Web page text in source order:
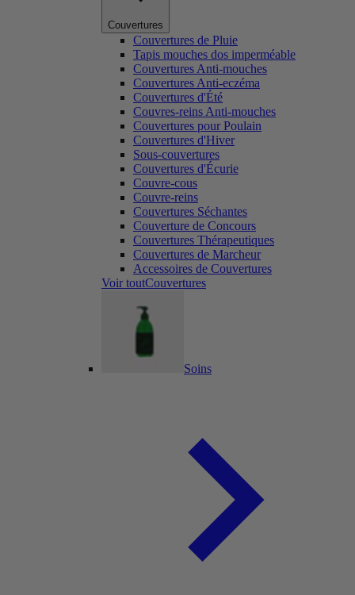
Couvertures
Couvertures de Pluie
Tapis mouches dos imperméable
Couvertures Anti-mouches
Couvertures Anti-eczéma
Couvertures d'Été
Couvres-reins Anti-mouches
Couvertures pour Poulain
Couvertures d'Hiver
Sous-couvertures
Couvertures d'Écurie
Couvre-cous
Couvre-reins
Couvertures Séchantes
Couverture de Concours
Couvertures Thérapeutiques
Couvertures de Marcheur
Accessoires de Couvertures
Voir toutCouvertures
Soins